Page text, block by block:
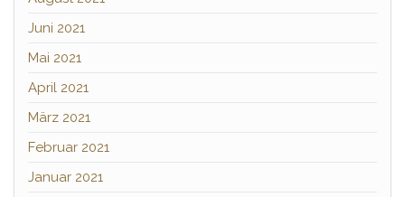
Juni 2021
Mai 2021
April 2021
März 2021
Februar 2021
Januar 2021